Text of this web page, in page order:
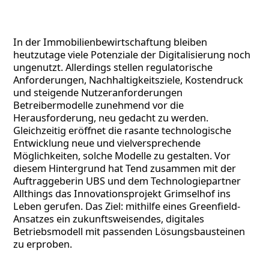
In der Immobilienbewirtschaftung bleiben
heutzutage viele Potenziale der Digitalisierung noch
ungenutzt. Allerdings stellen regulatorische
Anforderungen, Nachhaltigkeitsziele, Kostendruck
und steigende Nutzeranforderungen
Betreibermodelle zunehmend vor die
Herausforderung, neu gedacht zu werden.
Gleichzeitig eröffnet die rasante technologische
Entwicklung neue und vielversprechende
Möglichkeiten, solche Modelle zu gestalten. Vor
diesem Hintergrund hat Tend zusammen mit der
Auftraggeberin UBS und dem Technologiepartner
Allthings das Innovationsprojekt Grimselhof ins
Leben gerufen. Das Ziel: mithilfe eines Greenfield-
Ansatzes ein zukunftsweisendes, digitales
Betriebsmodell mit passenden Lösungsbausteinen
zu erproben.